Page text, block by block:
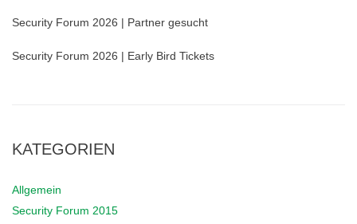
Security Forum 2026 | Partner gesucht
Security Forum 2026 | Early Bird Tickets
KATEGORIEN
Allgemein
Security Forum 2015